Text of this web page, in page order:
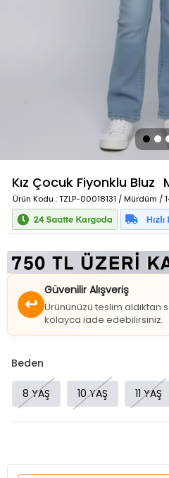
Kız Çocuk Fiyonklu Bluz
Ürün Kodu : TZLP-00018131 / Mürdüm /
↩
Güvenilir Alışveriş
Ürününüzü teslim aldıktan
kolayca iade edebilirsiniz.
Beden
8 YAŞ 10 YAŞ 11 YAŞ